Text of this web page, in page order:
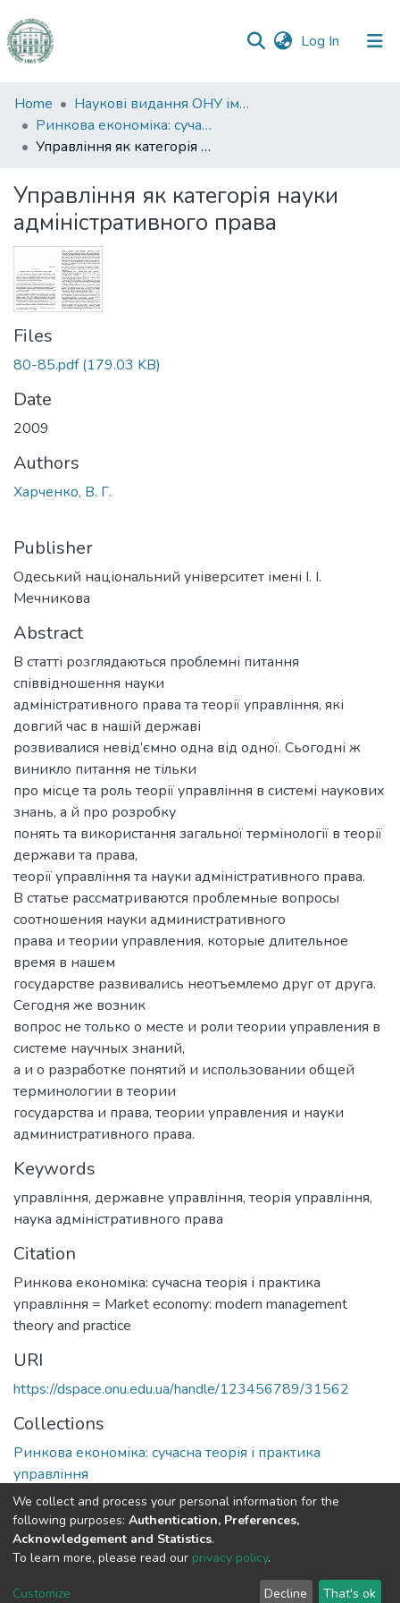
Log In (current)
Communities
&
Collections
Statistics
Home
Наукові видання ОНУ імені І. І. Мечникова
Ринкова економіка: сучасна теорія і практика управління
Управління як категорія науки адміністративного права
Управління як категорія науки
адміністративного права
Files
80-85.pdf(179.03 KB)
Date
2009
Authors
Харченко, В. Г.
Publisher
Одеський національний університет імені І. І.
Мечникова
Abstract
В статті розглядаються проблемні питання
співвідношення науки
адміністративного права та теорії управління, які
довгий час в нашій державі
розвивалися невід’ємно одна від одної. Сьогодні ж
виникло питання не тільки
про місце та роль теорії управління в системі наукових
знань, а й про розробку
понять та використання загальної термінології в теорії
держави та права,
теорії управління та науки адміністративного права.
В статье рассматриваются проблемные вопросы
соотношения науки административного
права и теории управления, которые длительное
время в нашем
государстве развивались неотъемлемо друг от друга.
Сегодня же возник
вопрос не только о месте и роли теории управления в
системе научных знаний,
а и о разработке понятий и использовании общей
терминологии в теории
государства и права, теории управления и науки
административного права.
Keywords
управління, державне управління, теорія управління,
наука адміністративного права
Citation
Ринкова економіка: сучасна теорія і практика
управління = Market economy: modern management
theory and practice
URI
https://dspace.onu.edu.ua/handle/123456789/31562
Collections
Ринкова економіка: сучасна теорія і практика
управління
Full item page
DSpace software copyright © 2009-2026
Cookie
End User
Send
We collect and process your personal information for the
following purposes: Authentication, Preferences,
Acknowledgement and Statistics.
To learn more, please read our privacy policy.
Customize Decline That's ok